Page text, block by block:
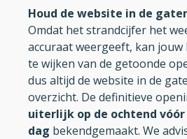
Houd de website in de
Omdat het strandcijfer het
accuraat weergeeft, kan
te wijken van de getoonde
dus altijd de website in de
overzicht. De definitieve
uiterlijk op de ochtend
dag bekendgemaakt. We